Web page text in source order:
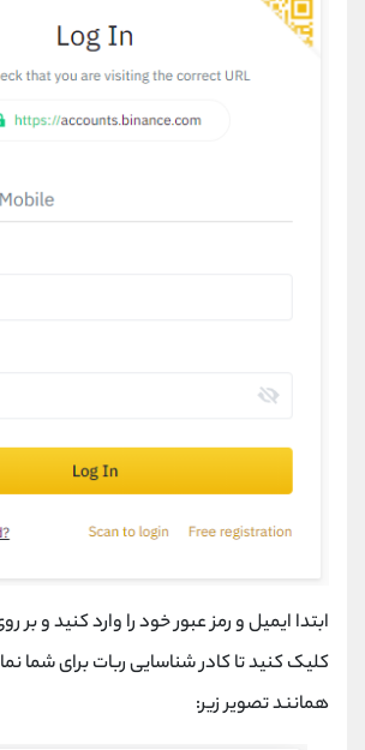
ابتدا ایمیل و رمز عبور خود را وارد کنید و بر
کلیک کنید تا کادر شناسایی ربات برای شما
همانند تصویر زیر: